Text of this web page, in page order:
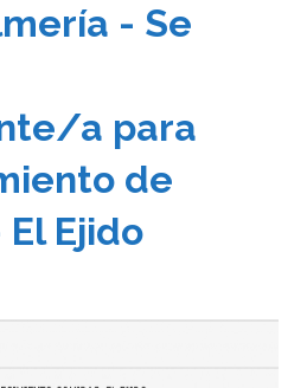
- Se
a para
de
Ejido